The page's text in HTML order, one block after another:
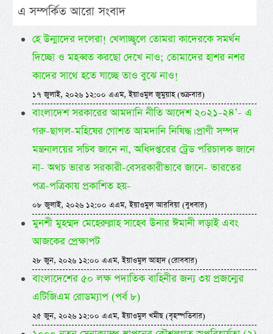
এ সম্পর্কিত আরো সংবাদ
হে উন্মাদের দলেরা! খেলাচ্ছ্বলে তোমরা কাদেরকে সমর্থন
দিচ্ছো ও মহব্বত করছো দেখে নাও; তোমাদের হাশর নশর
কাদের সাথে হতে যাচ্ছে তাও বুঝে নাও!
১৭ জুলাই, ২০২৬ ১২:০০ এএম, ইয়াওমুল জুমুয়াহ (শুক্রবার)
বাংলাদেশ সরকারের আমদানি নীতি আদেশ ২০২১-২৪’- এ
গরু-ছাগল-মহিষের গোশত আমদানি নিষিদ্ধ। প্রাণী সম্পদ
মন্ত্রনালয়ের সচিব জানে না, অধিদপ্তরের ট্রেড পরিচালক জানে
না- অথচ ভারত সরকারী-বেসরকারীভাবে জানে- ভারতের
পত্র-পত্রিকায় প্রকাশিত হয়-
০৮ জুলাই, ২০২৬ ১২:০০ এএম, ইয়াওমুল আরবিয়া (বুধবার)
মুনশী মুহম্মদ মেহেরুল্লাহ সাহেব উনার ঈমানী লড়াই এবং
আজকের প্রেক্ষাপট
২৮ জুন, ২০২৬ ১২:০০ এএম, ইয়াওমুল আহাদ (রোববার)
বাংলাদেশের ৫০ লক্ষ পদাতিক বাহিনীর জন্য ৩য় প্রজন্মের
এটিজিএম রোডম্যাপ (পর্ব ৮)
২৫ জুন, ২০২৬ ১২:০০ এএম, ইয়াওমুল খমীছ (বৃহস্পতিবার)